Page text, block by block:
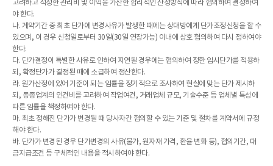
고려하고 적정한 관리비 및 이익을 가산한 합리적인 산정방식에 따라 협의하여 결정하여
야 한다.
나. 계약기간 중 최초 단가에 변경사유가 발생한 때에는 상대방에게 단가조정신청을 할 수
있으며, 이 경우 신청일로부터 30일(30일 연장가능) 이내에 상호 협의하여 다시 정하여야
한다.
다. 단가결정이 특별한 사유로 인하여 지연될 경우에는 협의하여 정한 임시단가를 적용하
되, 확정단가가 결정된 때에 소급하여 정산한다.
라. 원가산정에 있어 기준이 되는 임률을 정기적으로 조사하여 현실에 맞는 단가 제시하
되, 동종업계의 인건비를 고려하여 작업여건, 거래업체 규모, 기술수준 등 업체별 특성에
따른 임률을 책정하여야 한다.
마. 최초 정해진 단가가 변경될 때 당사자간 협의할 수 있는 기준 및 절차를 계약서에 규정
해야 한다.
바. 단가가 변경된 경우 단가변경의 사유(물가, 원자재 가격, 환율 변화 등), 협의기간, 대
금지급조건 등 구체적인 내용을 적시하여야 한다.